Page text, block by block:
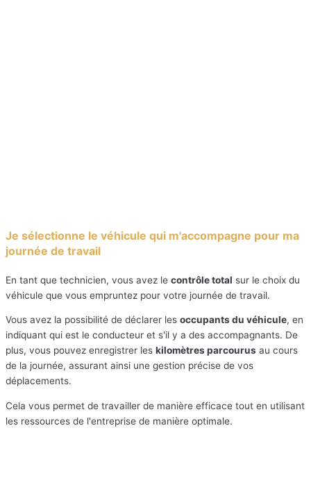
Je sélectionne le véhicule qui m'accompagne pour ma
journée de travail
En tant que technicien, vous avez le contrôle total sur le choix du
véhicule que vous empruntez pour votre journée de travail.
Vous avez la possibilité de déclarer les occupants du véhicule, en
indiquant qui est le conducteur et s'il y a des accompagnants. De
plus, vous pouvez enregistrer les kilomètres parcourus au cours
de la journée, assurant ainsi une gestion précise de vos
déplacements.
Cela vous permet de travailler de manière efficace tout en utilisant
les ressources de l'entreprise de manière optimale.